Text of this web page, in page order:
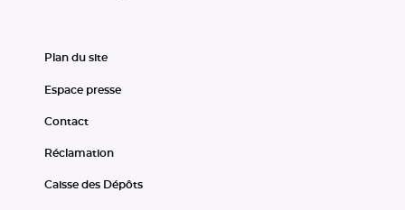
Plan du site
Espace presse
Contact
Réclamation
Caisse des Dépôts